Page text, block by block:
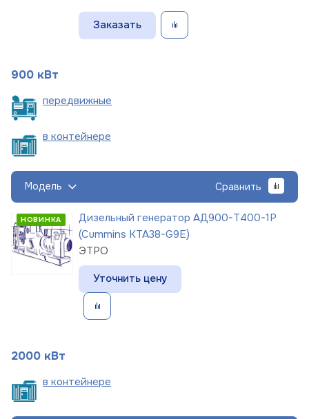
Заказать
900 кВт
передвижные
в контейнере
Модель Сравнить
НОВИНКА
Дизельный генератор АД900-Т400-1Р
(Cummins KTA38-G9E)
ЭТРО
Уточнить цену
2000 кВт
в контейнере